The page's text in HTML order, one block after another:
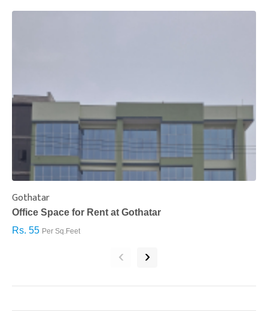
Gothatar
Office Space for Rent at Gothatar
Rs. 55 Per Sq.Feet
‹ ›